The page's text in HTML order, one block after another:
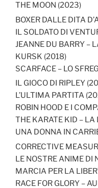
THE MOON (2023)
BOXER DALLE DITA
IL SOLDATO DI
JEANNE DU BARRY –
KURSK (2018)
SCARFACE – LO
IL GIOCO DI RIPLEY
L’ULTIMA PARTITA
ROBIN HOOD E I
THE KARATE KID – LA
UNA DONNA IN
CORRECTIVE
LE NOSTRE ANIME DI
MARCIA PER LA
RACE FOR GLORY –